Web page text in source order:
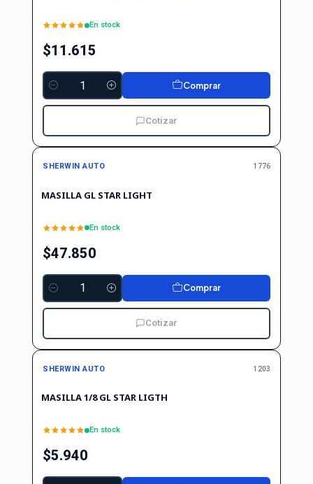
En stock
$11.615
Cantidad
Comprar
Cotizar
SHERWIN AUTO 1776
MASILLA GL STAR LIGHT
En stock
$47.850
Cantidad
Comprar
Cotizar
SHERWIN AUTO 1203
MASILLA 1/8 GL STAR LIGTH
En stock
$5.940